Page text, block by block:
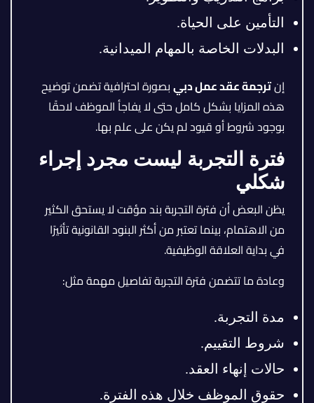
التأمين على الحياة.
البدلات الخاصة بالمهام الميدانية.
إنترجمة عقد عمل دبيبصورة احترافية تضمن توضيح
هذه المزايا بشكل كامل حتى لا يفاجأ الموظف لاحقًا
بوجود شروط أو قيود لم يكن على علم بها.
فترة التجربة ليست مجرد إجراء
شكلي
يظن البعض أن فترة التجربة بند مؤقت لا يستحق الكثير
من الاهتمام، بينما تعتبر من أكثر البنود القانونية تأثيرًا
في بداية العلاقة الوظيفية.
وعادة ما تتضمن فترة التجربة تفاصيل مهمة مثل:
مدة التجربة.
شروط التقييم.
حالات إنهاء العقد.
حقوق الموظف خلال هذه الفترة.